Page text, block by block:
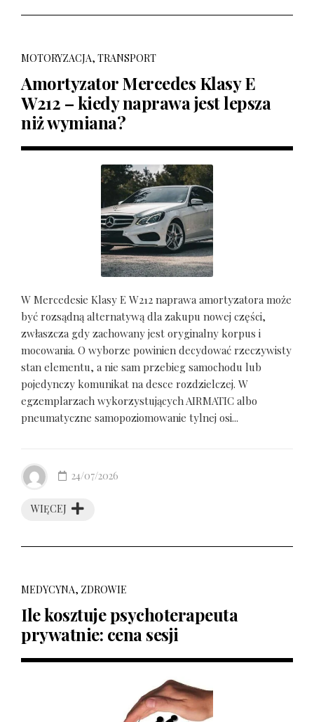
MOTORYZACJA, TRANSPORT
Amortyzator Mercedes Klasy E
W212 – kiedy naprawa jest lepsza
niż wymiana?
W Mercedesie Klasy E W212 naprawa amortyzatora może
być rozsądną alternatywą dla zakupu nowej części,
zwłaszcza gdy zachowany jest oryginalny korpus i
mocowania. O wyborze powinien decydować rzeczywisty
stan elementu, a nie sam przebieg samochodu lub
pojedynczy komunikat na desce rozdzielczej. W
egzemplarzach wykorzystujących AIRMATIC albo
pneumatyczne samopoziomowanie tylnej osi...
WIĘCEJ
24/07/2026
MEDYCYNA, ZDROWIE
Ile kosztuje psychoterapeuta
prywatnie: cena sesji